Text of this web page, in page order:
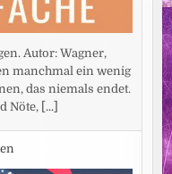
Autor: Wagner,
manchmal ein wenig
das niemals endet.
Nöte,
[...]